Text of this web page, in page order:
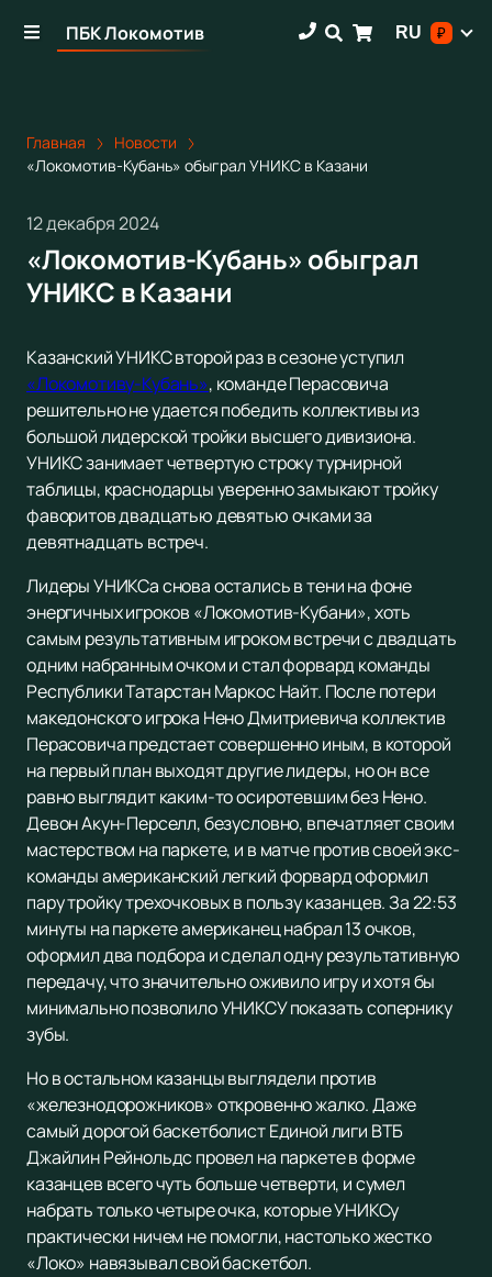
ПБК Локомотив RU ₽
Главная
Новости
«Локомотив-Кубань» обыграл УНИКС в Казани
12 декабря 2024
«Локомотив-Кубань» обыграл
УНИКС в Казани
Казанский УНИКС второй раз в сезоне уступил
«Локомотиву-Кубань», команде Перасовича
решительно не удается победить коллективы из
большой лидерской тройки высшего дивизиона.
УНИКС занимает четвертую строку турнирной
таблицы, краснодарцы уверенно замыкают тройку
фаворитов двадцатью девятью очками за
девятнадцать встреч.
Лидеры УНИКСа снова остались в тени на фоне
энергичных игроков «Локомотив-Кубани», хоть
самым результативным игроком встречи с двадцать
одним набранным очком и стал форвард команды
Республики Татарстан Маркос Найт. После потери
македонского игрока Нено Дмитриевича коллектив
Перасовича предстает совершенно иным, в которой
на первый план выходят другие лидеры, но он все
равно выглядит каким-то осиротевшим без Нено.
Девон Акун-Перселл, безусловно, впечатляет своим
мастерством на паркете, и в матче против своей экс-
команды американский легкий форвард оформил
пару тройку трехочковых в пользу казанцев. За 22:53
минуты на паркете американец набрал 13 очков,
оформил два подбора и сделал одну результативную
передачу, что значительно оживило игру и хотя бы
минимально позволило УНИКСУ показать сопернику
зубы.
Но в остальном казанцы выглядели против
«железнодорожников» откровенно жалко. Даже
самый дорогой баскетболист Единой лиги ВТБ
Джайлин Рейнольдс провел на паркете в форме
казанцев всего чуть больше четверти, и сумел
набрать только четыре очка, которые УНИКСу
практически ничем не помогли, настолько жестко
«Локо» навязывал свой баскетбол.